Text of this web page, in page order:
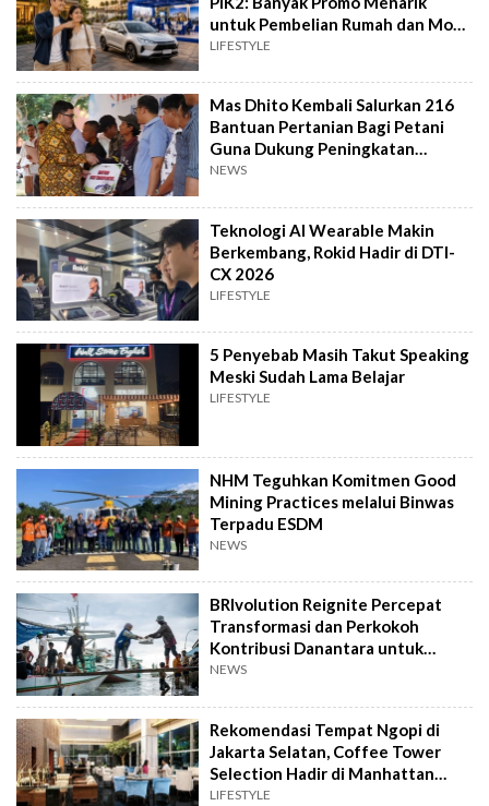
untuk Pembelian Rumah dan Mobil
Baru
LIFESTYLE
Mas Dhito Kembali Salurkan 216
Bantuan Pertanian Bagi Petani
Guna Dukung Peningkatan
Produksi
NEWS
Teknologi AI Wearable Makin
Berkembang, Rokid Hadir di DTI-
CX 2026
LIFESTYLE
5 Penyebab Masih Takut Speaking
Meski Sudah Lama Belajar
LIFESTYLE
NHM Teguhkan Komitmen Good
Mining Practices melalui Binwas
Terpadu ESDM
NEWS
BRIvolution Reignite Percepat
Transformasi dan Perkokoh
Kontribusi Danantara untuk
Ekonomi Nasional
NEWS
Rekomendasi Tempat Ngopi di
Jakarta Selatan, Coffee Tower
Selection Hadir di Manhattan
Hotel Jakarta
LIFESTYLE